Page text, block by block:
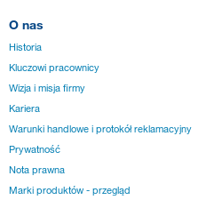
O nas
Historia
Kluczowi pracownicy
Wizja i misja firmy
Kariera
Warunki handlowe i protokół reklamacyjny
Prywatność
Nota prawna
Marki produktów - przegląd